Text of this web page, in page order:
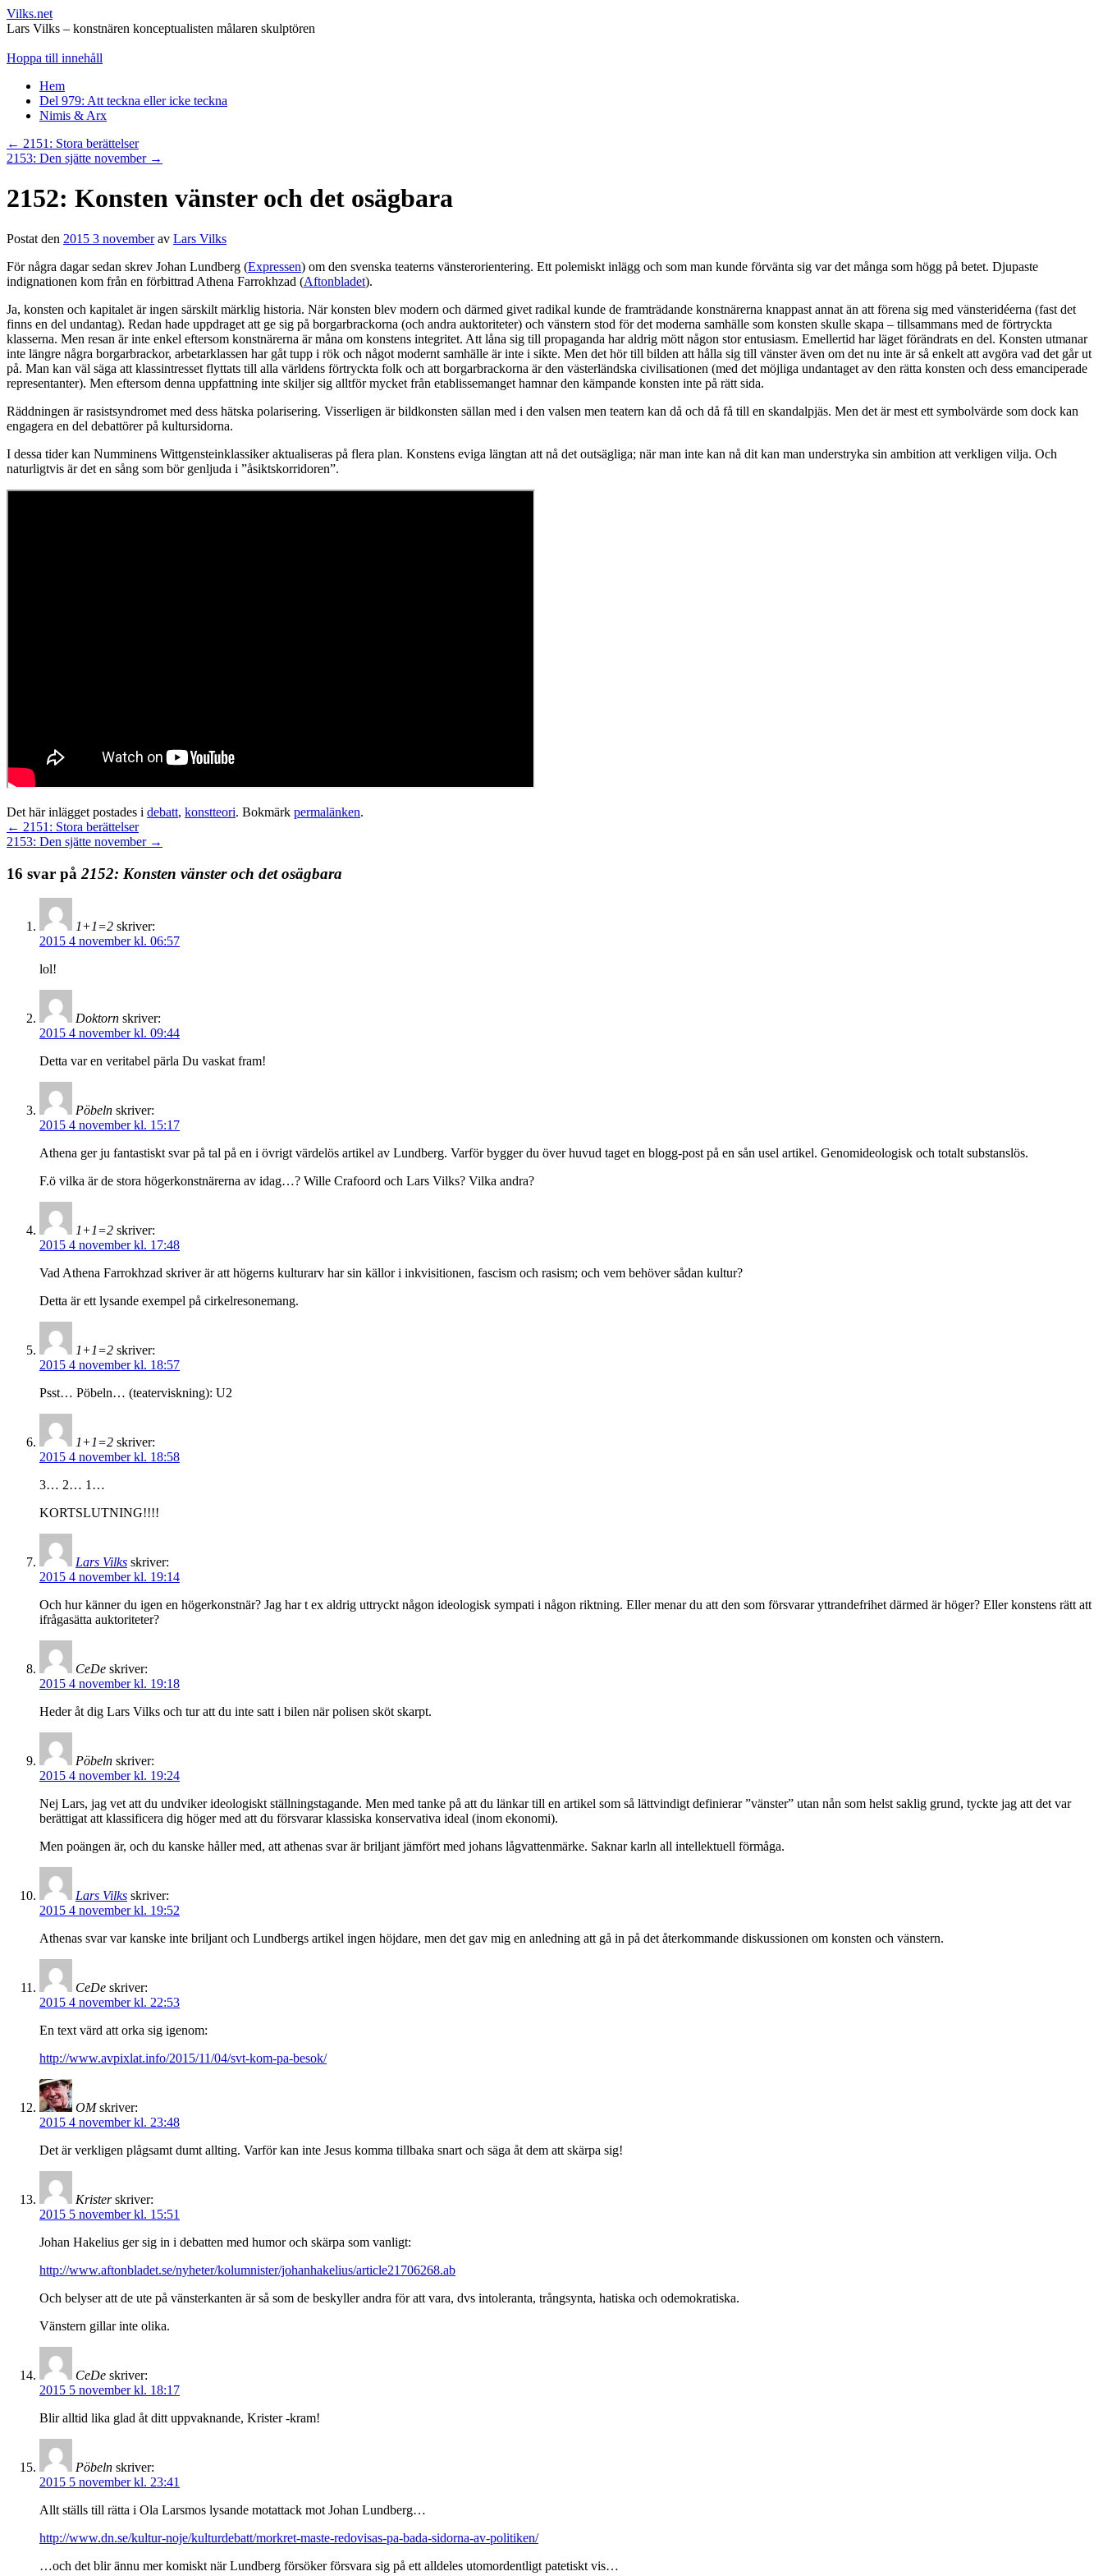
Vilks.net
Lars Vilks – konstnären konceptualisten målaren skulptören
Hoppa till innehåll
Hem
Del 979: Att teckna eller icke teckna
Nimis & Arx
← 2151: Stora berättelser
2153: Den sjätte november →
2152: Konsten vänster och det osägbara
Postat den 2015 3 november av Lars Vilks
För några dagar sedan skrev Johan Lundberg (Expressen) om den svenska teaterns vänsterorientering. Ett polemiskt inlägg och som man kunde förvänta sig var det många som högg på betet. Djupaste
indignationen kom från en förbittrad Athena Farrokhzad (Aftonbladet).
Ja, konsten och kapitalet är ingen särskilt märklig historia. När konsten blev modern och därmed givet radikal kunde de framträdande konstnärerna knappast annat än att förena sig med vänsteridéerna (fast det
finns en del undantag). Redan hade uppdraget att ge sig på borgarbrackorna (och andra auktoriteter) och vänstern stod för det moderna samhälle som konsten skulle skapa – tillsammans med de förtryckta
klasserna. Men resan är inte enkel eftersom konstnärerna är måna om konstens integritet. Att låna sig till propaganda har aldrig mött någon stor entusiasm. Emellertid har läget förändrats en del. Konsten utmanar
inte längre några borgarbrackor, arbetarklassen har gåt tupp i rök och något modernt samhälle är inte i sikte. Men det hör till bilden att hålla sig till vänster även om det nu inte är så enkelt att avgöra vad det går ut
på. Man kan väl säga att klassintresset flyttats till alla världens förtryckta folk och att borgarbrackorna är den västerländska civilisationen (med det möjliga undantaget av den rätta konsten och dess emanciperade
representanter). Men eftersom denna uppfattning inte skiljer sig alltför mycket från etablissemanget hamnar den kämpande konsten inte på rätt sida.
Räddningen är rasistsyndromet med dess hätska polarisering. Visserligen är bildkonsten sällan med i den valsen men teatern kan då och då få till en skandalpjäs. Men det är mest ett symbolvärde som dock kan
engagera en del debattörer på kultursidorna.
I dessa tider kan Numminens Wittgensteinklassiker aktualiseras på flera plan. Konstens eviga längtan att nå det outsägliga; när man inte kan nå dit kan man understryka sin ambition att verkligen vilja. Och
naturligtvis är det en sång som bör genljuda i ”åsiktskorridoren”.
Det här inlägget postades i debatt, konstteori. Bokmärk permalänken.
← 2151: Stora berättelser
2153: Den sjätte november →
16 svar på 2152: Konsten vänster och det osägbara
1+1=2 skriver:
2015 4 november kl. 06:57
lol!
Doktorn skriver:
2015 4 november kl. 09:44
Detta var en veritabel pärla Du vaskat fram!
Pöbeln skriver:
2015 4 november kl. 15:17
Athena ger ju fantastiskt svar på tal på en i övrigt värdelös artikel av Lundberg. Varför bygger du över huvud taget en blogg-post på en sån usel artikel. Genomideologisk och totalt substanslös.
F.ö vilka är de stora högerkonstnärerna av idag…? Wille Crafoord och Lars Vilks? Vilka andra?
1+1=2 skriver:
2015 4 november kl. 17:48
Vad Athena Farrokhzad skriver är att högerns kulturarv har sin källor i inkvisitionen, fascism och rasism; och vem behöver sådan kultur?
Detta är ett lysande exempel på cirkelresonemang.
1+1=2 skriver:
2015 4 november kl. 18:57
Psst… Pöbeln… (teaterviskning): U2
1+1=2 skriver:
2015 4 november kl. 18:58
3… 2… 1…
KORTSLUTNING!!!!
Lars Vilks skriver:
2015 4 november kl. 19:14
Och hur känner du igen en högerkonstnär? Jag har t ex aldrig uttryckt någon ideologisk sympati i någon riktning. Eller menar du att den som försvarar yttrandefrihet därmed är höger? Eller konstens rätt att
ifrågasätta auktoriteter?
CeDe skriver:
2015 4 november kl. 19:18
Heder åt dig Lars Vilks och tur att du inte satt i bilen när polisen sköt skarpt.
Pöbeln skriver:
2015 4 november kl. 19:24
Nej Lars, jag vet att du undviker ideologiskt ställningstagande. Men med tanke på att du länkar till en artikel som så lättvindigt definierar ”vänster” utan nån som helst saklig grund, tyckte jag att det var
berättigat att klassificera dig höger med att du försvarar klassiska konservativa ideal (inom ekonomi).
Men poängen är, och du kanske håller med, att athenas svar är briljant jämfört med johans lågvattenmärke. Saknar karln all intellektuell förmåga.
Lars Vilks skriver:
2015 4 november kl. 19:52
Athenas svar var kanske inte briljant och Lundbergs artikel ingen höjdare, men det gav mig en anledning att gå in på det återkommande diskussionen om konsten och vänstern.
CeDe skriver:
2015 4 november kl. 22:53
En text värd att orka sig igenom:
http://www.avpixlat.info/2015/11/04/svt-kom-pa-besok/
OM skriver:
2015 4 november kl. 23:48
Det är verkligen plågsamt dumt allting. Varför kan inte Jesus komma tillbaka snart och säga åt dem att skärpa sig!
Krister skriver:
2015 5 november kl. 15:51
Johan Hakelius ger sig in i debatten med humor och skärpa som vanligt:
http://www.aftonbladet.se/nyheter/kolumnister/johanhakelius/article21706268.ab
Och belyser att de ute på vänsterkanten är så som de beskyller andra för att vara, dvs intoleranta, trångsynta, hatiska och odemokratiska.
Vänstern gillar inte olika.
CeDe skriver:
2015 5 november kl. 18:17
Blir alltid lika glad åt ditt uppvaknande, Krister -kram!
Pöbeln skriver:
2015 5 november kl. 23:41
Allt ställs till rätta i Ola Larsmos lysande motattack mot Johan Lundberg…
http://www.dn.se/kultur-noje/kulturdebatt/morkret-maste-redovisas-pa-bada-sidorna-av-politiken/
…och det blir ännu mer komiskt när Lundberg försöker försvara sig på ett alldeles utomordentligt patetiskt vis…